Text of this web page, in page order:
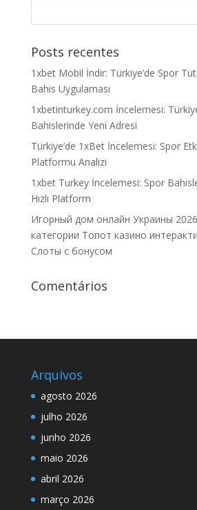
Posts recentes
1xbet Mobil İndir: Türkiye’de Spor
Bahis Uygulaması
1xbetinturkey.com İncelemesi:
Bahislerinde Yeni Adresi
Türkiye’de 1xBet İncelemesi: Spor
Platformu Analizi
1xbet Turkey İncelemesi: Spor
Hızlı Platform
Игорный дом онлайн Украины
категории Топот казино
Слоты с бонусом
Comentários
Arquivos
agosto 2026
julho 2026
junho 2026
maio 2026
abril 2026
março 2026